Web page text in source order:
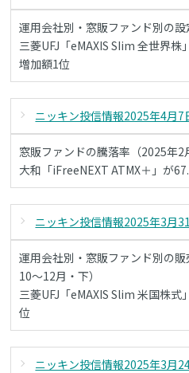
運用会社別・窓販ファンド別の設
三菱UFJ「eMAXIS SIim 全世界
増加額1位
ニッキン投信情報2025年4月7
窓販ファンドの騰落率（2025年2
大和「iFreeNEXT ATMX＋」が
ニッキン投信情報2025年3月
運用会社別・窓販ファンド別の
10～12月・下）
三菱UFJ「eMAXIS Slim 米国株
位
ニッキン投信情報2025年3月